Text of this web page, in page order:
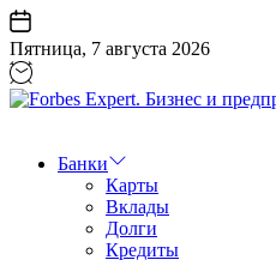
Перейти
к
содержанию
Пятница, 7 августа 2026
Бизнес
предпринимательство
Банки
Карты
Вклады
Долги
Кредиты